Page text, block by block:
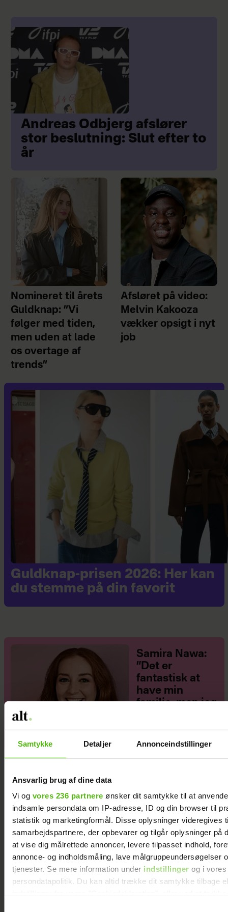
Samtykke Detaljer Annonceindstillinger
Ansvarlig brug af dine data
Vi og vores 236 partnere ønsker dit samtykke til at
indsamle persondata om IP-adresse, ID og din browser til
statistik og marketingformål. Disse oplysninger videregives
samarbejdspartnere, der opbevarer og tilgår oplysninger på
at vise dig målrettede annoncer, levere tilpasset indhold,
annonce- og indholdsmåling, lave målgruppeundersøgelser
tjenester. Se mere information under indstillinger og i vores
persondatapolitik. Du kan altid trække dit samtykke tilbage
Andreas Odbjerg afslører
stor beslutning: Slut efter to
år
Nomineret til årets
Guldknap: ”Vi
følger med tiden,
men uden at lade
os overtage af
trends”
Afsløret på video:
Melvin Kakooza
vækker opsigt i nyt
job
Guldknap-prisen 2026: Her kan
du stemme på din favorit
Samira Nawa:
”Det er
fantastisk at
have min
familie, men jeg
moderskabet”